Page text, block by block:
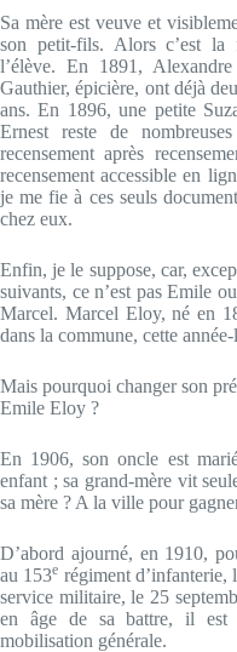
Sa mère est veuve et
son petit-fils. Alors c’est
l’élève. En 1891,
Gauthier, épicière, ont déjà
ans. En 1896, une petite
Ernest reste de
recensement après
recensement accessible en
je me fie à ces seuls
chez eux.
Enfin, je le suppose, car,
suivants, ce n’est pas Emile
Marcel. Marcel Eloy, né en
dans la commune, cette
Mais pourquoi changer son
Emile Eloy ?
En 1906, son oncle est
enfant ; sa grand-mère vit
sa mère ? A la ville pour
D’abord ajourné, en 1910,
au 153e régiment d’infanterie,
service militaire, le 25
en âge de sa battre, il est
mobilisation générale.